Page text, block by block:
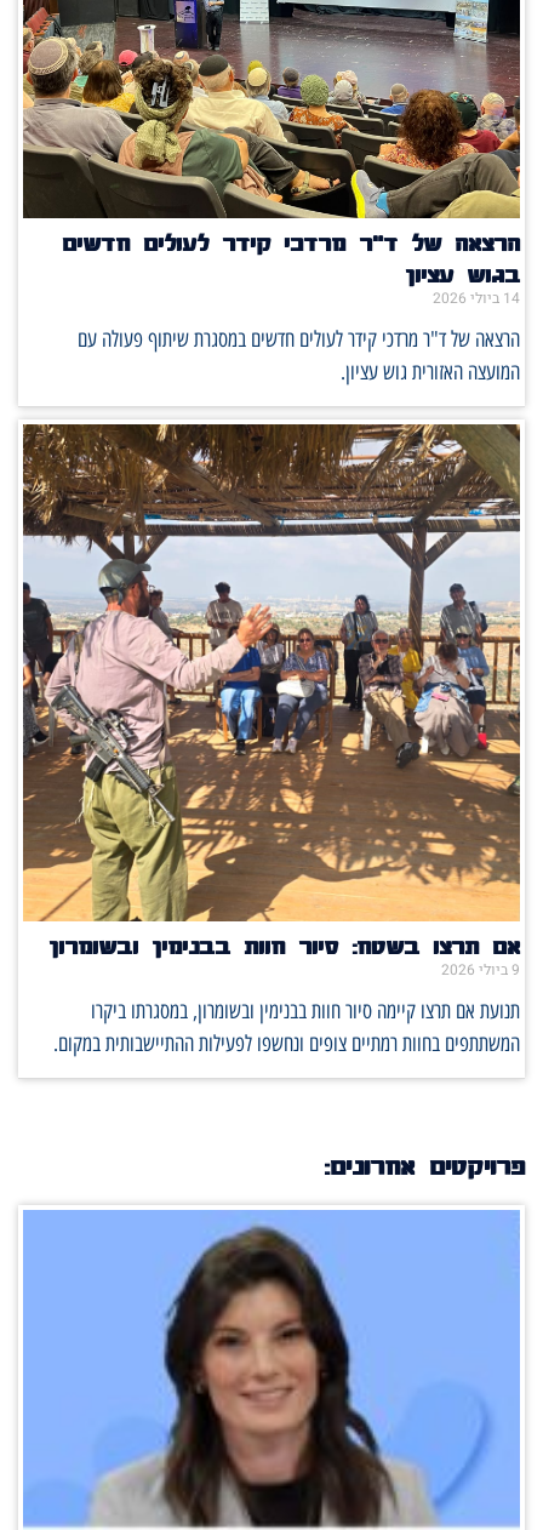
הרצאה של ד"ר מרדכי קידר לעולים חדשים
בגוש עציון
14 ביולי 2026
הרצאה של ד"ר מרדכי קידר לעולים חדשים במסגרת שיתוף פעולה עם
המועצה האזורית גוש עציון.
אם תרצו בשטח: סיור חוות בבנימין ובשומרון
9 ביולי 2026
תנועת אם תרצו קיימה סיור חוות בבנימין ובשומרון, במסגרתו ביקרו
המשתתפים בחוות רמתיים צופים ונחשפו לפעילות ההתיישבותית במקום.
פרויקטים אחרונים: